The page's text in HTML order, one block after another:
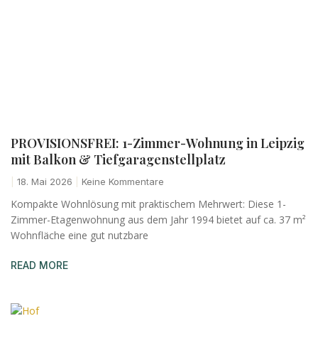
PROVISIONSFREI: 1-Zimmer-Wohnung in Leipzig
mit Balkon & Tiefgaragenstellplatz
18. Mai 2026 Keine Kommentare
Kompakte Wohnlösung mit praktischem Mehrwert: Diese 1-
Zimmer-Etagenwohnung aus dem Jahr 1994 bietet auf ca. 37 m²
Wohnfläche eine gut nutzbare
READ MORE